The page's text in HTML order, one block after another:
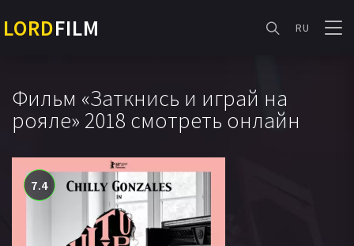
LORDFILM RU
Фильм «Заткнись и играй на
рояле» 2018 смотреть онлайн
7.4